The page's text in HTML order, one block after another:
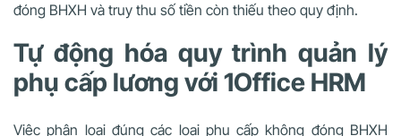
đóng BHXH và truy thu số tiền còn thiếu theo quy định.
Tự động hóa quy trình quản lý
phụ cấp lương với 1Office HRM
Việc phân loại đúng các loại phụ cấp không đóng BHXH